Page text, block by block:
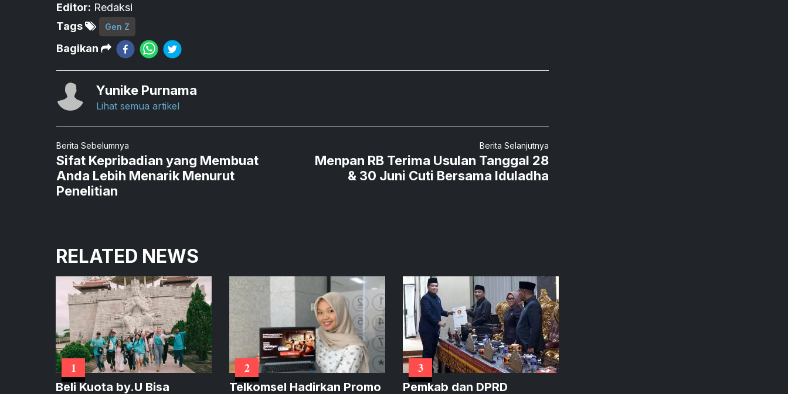
Editor: Redaksi
Tags
Gen Z
Bagikan
Yunike Purnama
Lihat semua artikel
Berita Sebelumnya
Sifat Kepribadian yang Membuat
Anda Lebih Menarik Menurut
Penelitian
Berita Selanjutnya
Menpan RB Terima Usulan Tanggal 28
& 30 Juni Cuti Bersama Iduladha
RELATED NEWS
1
Beli Kuota by.U Bisa
2
Telkomsel Hadirkan Promo
3
Pemkab dan DPRD